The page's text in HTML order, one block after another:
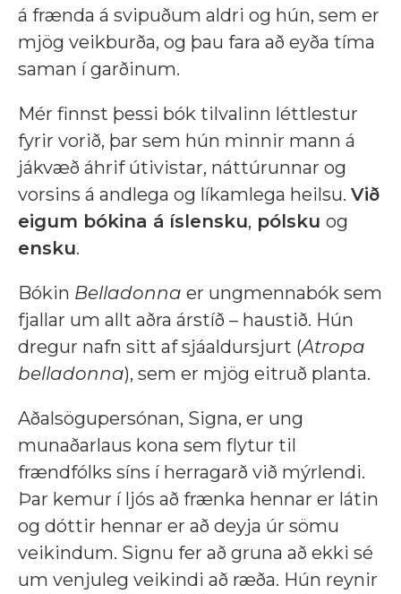
á frænda á svipuðum aldri og hún, sem er
mjög veikburða, og þau fara að eyða tíma
saman í garðinum.
Mér finnst þessi bók tilvalinn léttlestur
fyrir vorið, þar sem hún minnir mann á
jákvæð áhrif útivistar, náttúrunnar og
vorsins á andlega og líkamlega heilsu. Við
eigum bókina á íslensku, pólsku og
ensku.
Bókin Belladonna er ungmennabók sem
fjallar um allt aðra árstíð – haustið. Hún
dregur nafn sitt af sjáaldursjurt (Atropa
belladonna), sem er mjög eitruð planta.
Aðalsögupersónan, Signa, er ung
munaðarlaus kona sem flytur til
frændfólks síns í herragarð við mýrlendi.
Þar kemur í ljós að frænka hennar er látin
og dóttir hennar er að deyja úr sömu
veikindum. Signu fer að gruna að ekki sé
um venjuleg veikindi að ræða. Hún reynir